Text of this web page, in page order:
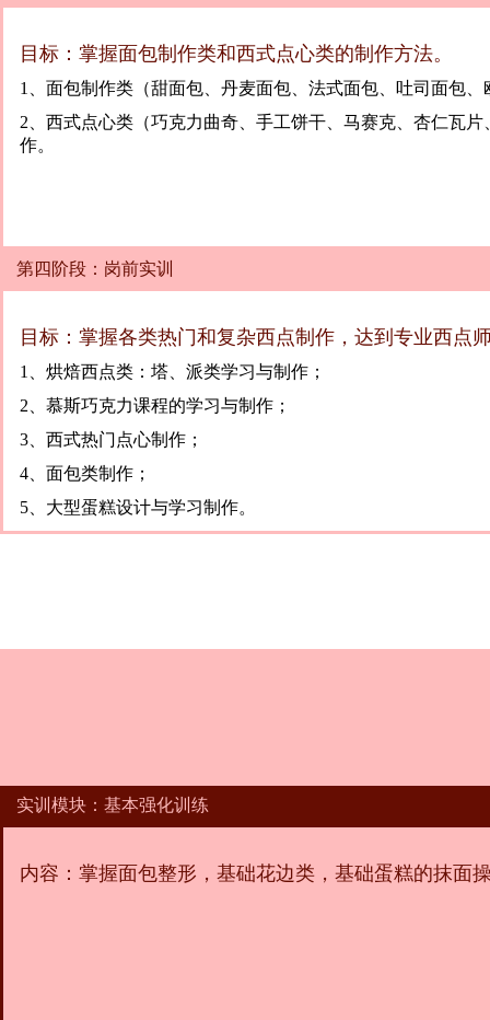
目标：掌握面包制作类和西式点心类的制作方法。
1、面包制作类（甜面包、丹麦面包、法式面包、吐司面包
2、西式点心类（巧克力曲奇、手工饼干、马赛克、杏仁瓦
作。
第四阶段：岗前实训
目标：掌握各类热门和复杂西点制作，达到专业西点
1、烘焙西点类：塔、派类学习与制作；
2、慕斯巧克力课程的学习与制作；
3、西式热门点心制作；
4、面包类制作；
5、大型蛋糕设计与学习制作。
实训模块：基本强化训练
内容：掌握面包整形，基础花边类，基础蛋糕的抹面